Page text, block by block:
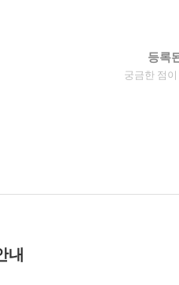
등록
궁금한 점
내